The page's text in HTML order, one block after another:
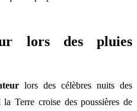
lors des pluies
lors des célèbres nuits des
la Terre croise des poussières de